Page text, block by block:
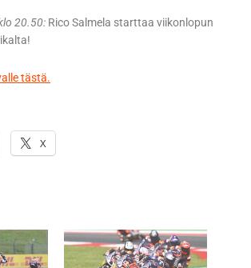
20.50: Rico Salmela starttaa viikonlopun
tästä.
X